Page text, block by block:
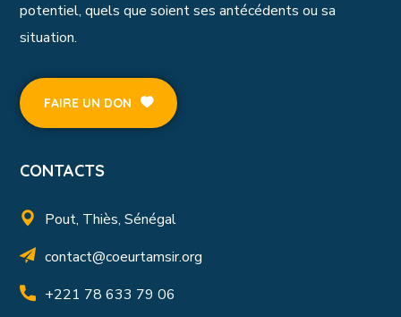
potentiel, quels que soient ses antécédents ou sa
situation.
FAIRE UN DON
CONTACTS
Pout, Thiès, Sénégal
contact@coeurtamsir.org
+221 78 633 79 06